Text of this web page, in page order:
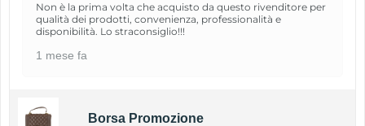
Non è la prima volta che acquisto da questo rivenditore per
qualità dei prodotti, convenienza, professionalità e
disponibilità. Lo straconsiglio!!!
1 mese fa
Borsa Promozione